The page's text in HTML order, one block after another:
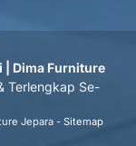
| Dima Furniture
Terlengkap Se-
Jepara - Sitemap